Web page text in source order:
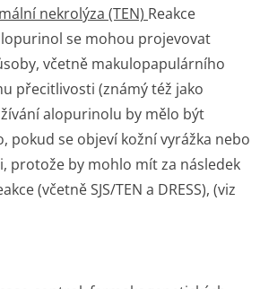
nekrolýza (TEN) Reakce
se mohou projevovat
včetně makulopapulárního
přecitlivosti (známý též jako
alopurinolu by mělo být
pokud se objeví kožní vyrážka nebo
protože by mohlo mít za následek
(včetně SJS/TEN a DRESS), (viz